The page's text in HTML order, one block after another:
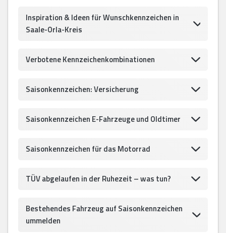
Inspiration & Ideen für Wunschkennzeichen in
Saale-Orla-Kreis
Verbotene Kennzeichenkombinationen
Saisonkennzeichen: Versicherung
Saisonkennzeichen E-Fahrzeuge und Oldtimer
Saisonkennzeichen für das Motorrad
TÜV abgelaufen in der Ruhezeit – was tun?
Bestehendes Fahrzeug auf Saisonkennzeichen
ummelden